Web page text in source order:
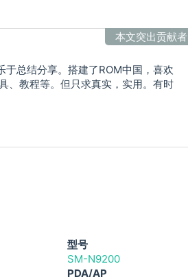
本文突出贡献者
总结分享。搭建了ROM中国，喜欢
、教程等。但只求真实，实用。有时
型号
SM-N9200
PDA/AP